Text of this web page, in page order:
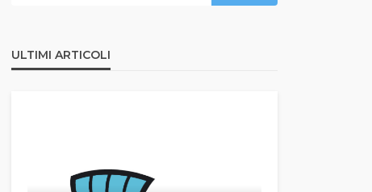
ULTIMI ARTICOLI